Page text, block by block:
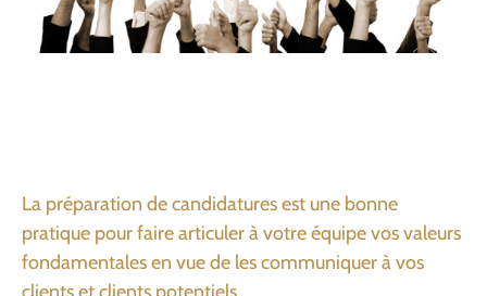
La préparation de candidatures est une bonne
pratique pour faire articuler à votre équipe vos valeurs
fondamentales en vue de les communiquer à vos